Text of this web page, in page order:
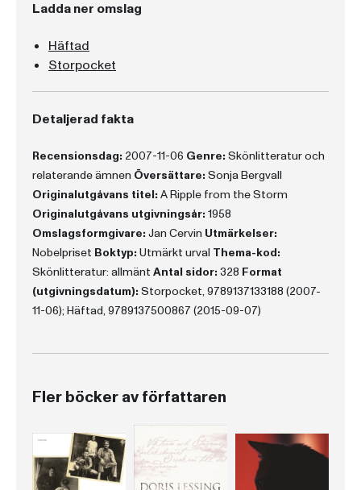
Ladda ner omslag
Häftad
Storpocket
Detaljerad fakta
Recensionsdag: 2007-11-06 Genre: Skönlitteratur och
relaterande ämnen Översättare: Sonja Bergvall
Originalutgåvans titel: A Ripple from the Storm
Originalutgåvans utgivningsår: 1958
Omslagsformgivare: Jan Cervin Utmärkelser:
Nobelpriset Boktyp: Utmärkt urval Thema-kod:
Skönlitteratur: allmänt Antal sidor: 328 Format
(utgivningsdatum): Storpocket, 9789137133188 (2007-
11-06); Häftad, 9789137500867 (2015-09-07)
Fler böcker av författaren